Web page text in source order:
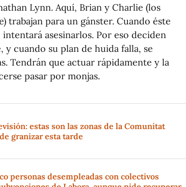
Lynn. Aquí, Brian y Charlie (los
trabajan para un gánster. Cuando éste
asesinarlos. Por eso deciden
cuando su plan de huida falla, se
Tendrán que actuar rápidamente y la
pasar por monjas.
estas son las zonas de la Comunitat
granizar esta tarde
personas desempleadas con colectivos